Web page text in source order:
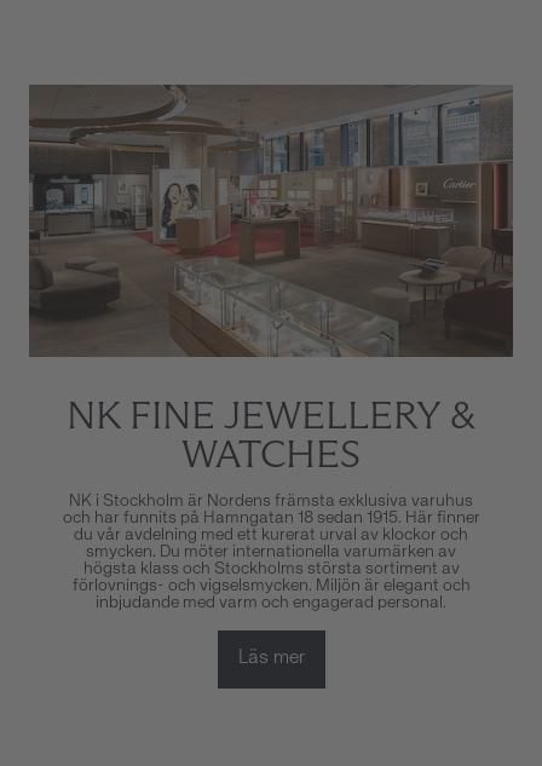
NK FINE JEWELLERY &
WATCHES
NK i Stockholm är Nordens främsta exklusiva varuhus
och har funnits på Hamngatan 18 sedan 1915. Här finner
du vår avdelning med ett kurerat urval av klockor och
smycken. Du möter internationella varumärken av
högsta klass och Stockholms största sortiment av
förlovnings- och vigselsmycken. Miljön är elegant och
inbjudande med varm och engagerad personal.
Läs mer